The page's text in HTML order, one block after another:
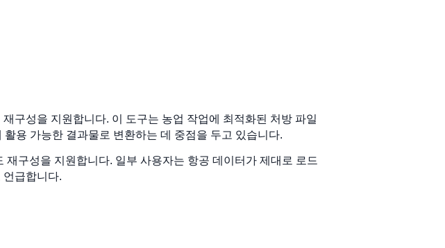
구성을 지원합니다. 이 도구는 농업 작업에 최적화된 처방 파일
용 가능한 결과물로 변환하는 데 중점을 두고 있습니다.
구성을 지원합니다. 일부 사용자는 항공 데이터가 제대로 로드
언급합니다.